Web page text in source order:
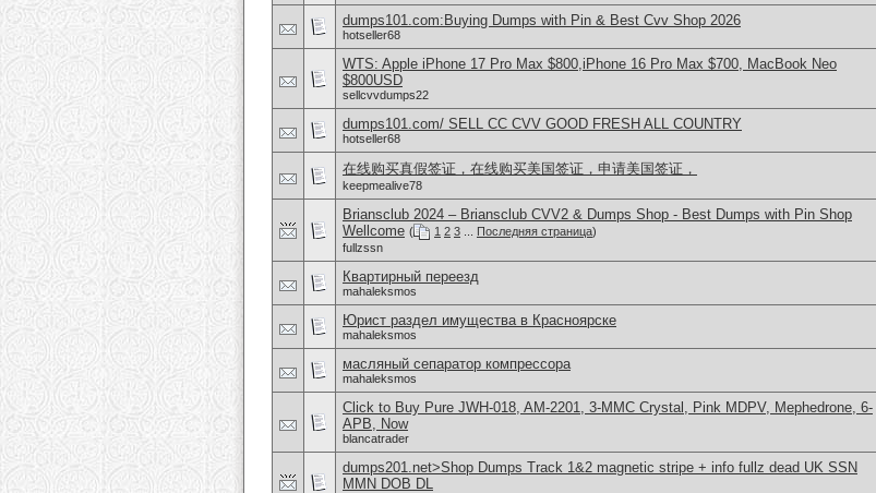
dumps101.com:Buying Dumps with Pin & Best Cvv Shop 2026
hotseller68
WTS: Apple iPhone 17 Pro Max $800,iPhone 16 Pro Max $700, MacBook Neo
$800USD
sellcvvdumps22
dumps101.com/ SELL CC CVV GOOD FRESH ALL COUNTRY
hotseller68
在线购买真假签证，在线购买美国签证，申请美国签证，
keepmealive78
Briansclub 2024 – Briansclub CVV2 & Dumps Shop - Best Dumps with Pin Shop
Wellcome ( 1 2 3 Последняя страница)
fullzssn
Квартирный переезд
mahaleksmos
Юрист раздел имущества в Красноярске
mahaleksmos
масляный сепаратор компрессора
mahaleksmos
Click to Buy Pure JWH-018, AM-2201, 3-MMC Crystal, Pink MDPV, Mephedrone, 6-
APB, Now
blancatrader
dumps201.net>Shop Dumps Track 1&2 magnetic stripe + info fullz dead UK SSN
MMN DOB DL